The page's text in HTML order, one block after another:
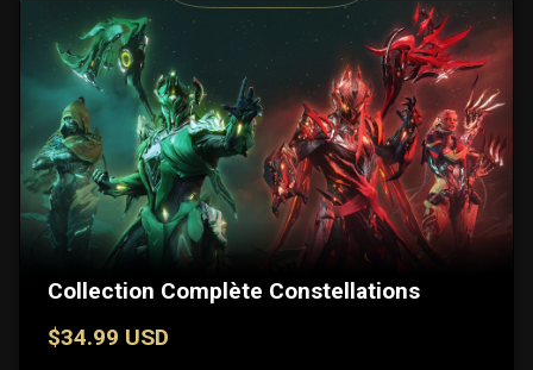
Collection Complète Constellations
$34.99 USD